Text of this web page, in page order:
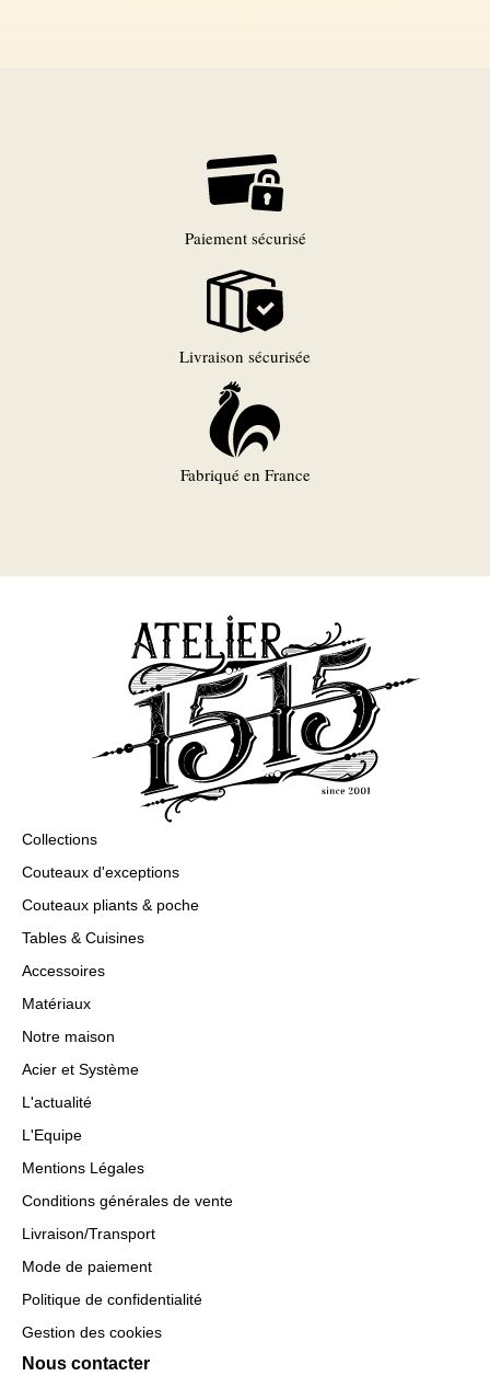
Paiement sécurisé
Livraison sécurisée
Fabriqué en France
Collections
Couteaux d'exceptions
Couteaux pliants & poche
Tables & Cuisines
Accessoires
Matériaux
Notre maison
Acier et Système
L'actualité
L'Equipe
Mentions Légales
Conditions générales de vente
Livraison/Transport
Mode de paiement
Politique de confidentialité
Gestion des cookies
Nous contacter